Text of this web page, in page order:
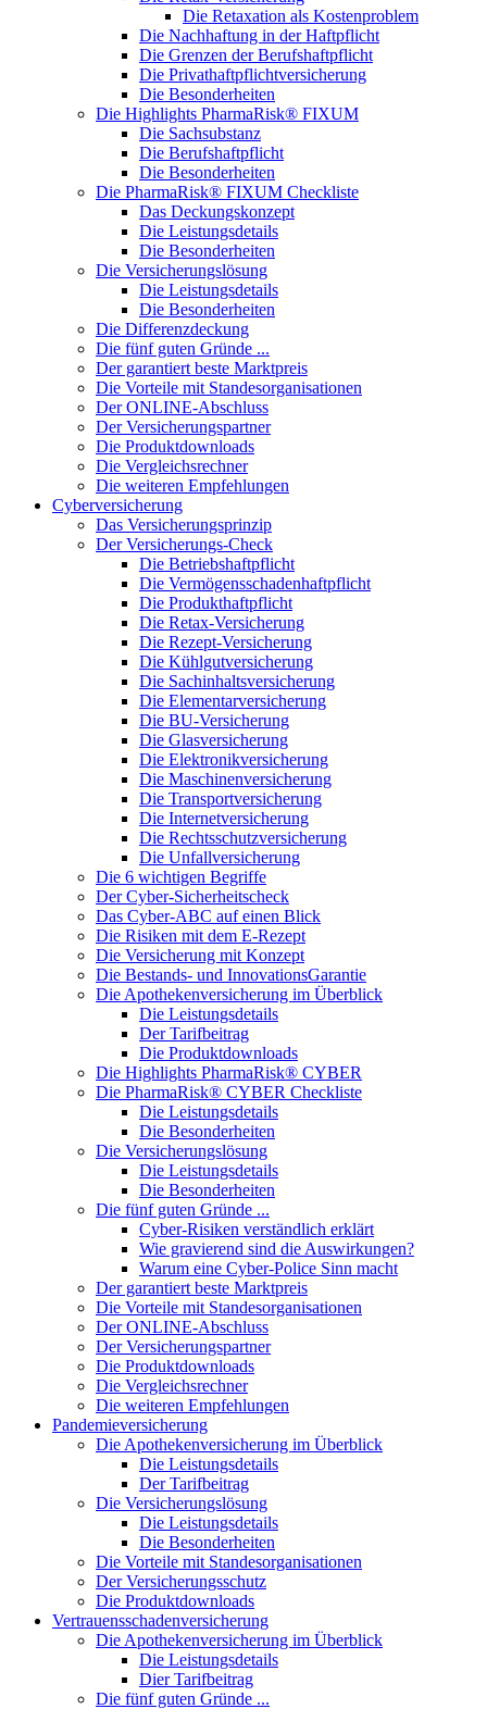
Die Retaxation als Kostenproblem
Die Nachhaftung in der Haftpflicht
Die Grenzen der Berufshaftpflicht
Die Privathaftpflichtversicherung
Die Besonderheiten
Die Highlights PharmaRisk® FIXUM
Die Sachsubstanz
Die Berufshaftpflicht
Die Besonderheiten
Die PharmaRisk® FIXUM Checkliste
Das Deckungskonzept
Die Leistungsdetails
Die Besonderheiten
Die Versicherungslösung
Die Leistungsdetails
Die Besonderheiten
Die Differenzdeckung
Die fünf guten Gründe ...
Der garantiert beste Marktpreis
Die Vorteile mit Standesorganisationen
Der ONLINE-Abschluss
Der Versicherungspartner
Die Produktdownloads
Die Vergleichsrechner
Die weiteren Empfehlungen
Cyberversicherung
Das Versicherungsprinzip
Der Versicherungs-Check
Die Betriebshaftpflicht
Die Vermögensschadenhaftpflicht
Die Produkthaftpflicht
Die Retax-Versicherung
Die Rezept-Versicherung
Die Kühlgutversicherung
Die Sachinhaltsversicherung
Die Elementarversicherung
Die BU-Versicherung
Die Glasversicherung
Die Elektronikversicherung
Die Maschinenversicherung
Die Transportversicherung
Die Internetversicherung
Die Rechtsschutzversicherung
Die Unfallversicherung
Die 6 wichtigen Begriffe
Der Cyber-Sicher­heits­check
Das Cyber-ABC auf einen Blick
Die Risiken mit dem E-Rezept
Die Versicherung mit Konzept
Die Bestands- und InnovationsGarantie
Die Apothekenversicherung im Überblick
Die Leistungsdetails
Der Tarifbeitrag
Die Produktdownloads
Die Highlights PharmaRisk® CYBER
Die PharmaRisk® CYBER Checkliste
Die Leistungsdetails
Die Besonderheiten
Die Versicherungslösung
Die Leistungsdetails
Die Besonderheiten
Die fünf guten Gründe ...
Cyber-Risiken verständlich erklärt
Wie gravierend sind die Auswirkungen?
Warum eine Cyber-Police Sinn macht
Der garantiert beste Marktpreis
Die Vorteile mit Standesorganisationen
Der ONLINE-Abschluss
Der Versicherungspartner
Die Produktdownloads
Die Vergleichsrechner
Die weiteren Empfehlungen
Pandemieversicherung
Die Apothekenversicherung im Überblick
Die Leistungsdetails
Der Tarifbeitrag
Die Versicherungslösung
Die Leistungsdetails
Die Besonderheiten
Die Vorteile mit Standesorganisationen
Der Versicherungsschutz
Die Produktdownloads
Vertrauensschadenversicherung
Die Apothekenversicherung im Überblick
Die Leistungsdetails
Dier Tarifbeitrag
Die fünf guten Gründe ...